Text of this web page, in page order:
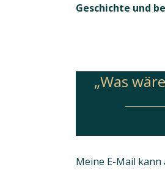
Geschichte und
„Was
Meine E-Mail